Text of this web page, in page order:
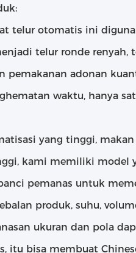
telur otomatis ini
telur ronde renyah,
pemakanan adonan
waktu, hanya
yang tinggi,
kami memiliki model
pemanas untuk
produk, suhu,
ukuran dan pola
itu bisa membuat